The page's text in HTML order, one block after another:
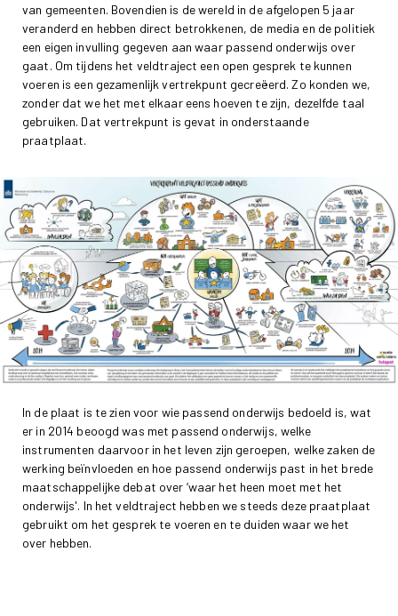
van gemeenten. Bovendien is de wereld in de afgelopen 5 jaar
veranderd en hebben direct betrokkenen, de media en de politiek
een eigen invulling gegeven aan waar passend onderwijs over
gaat. Om tijdens het veldtraject een open gesprek te kunnen
voeren is een gezamenlijk vertrekpunt gecreëerd. Zo konden we,
zonder dat we het met elkaar eens hoeven te zijn, dezelfde taal
gebruiken. Dat vertrekpunt is gevat in onderstaande
praatplaat.
In de plaat is te zien voor wie passend onderwijs bedoeld is, wat
er in 2014 beoogd was met passend onderwijs, welke
instrumenten daarvoor in het leven zijn geroepen, welke zaken de
werking beïnvloeden en hoe passend onderwijs past in het brede
maatschappelijke debat over ‘waar het heen moet met het
onderwijs'. In het veldtraject hebben we steeds deze praatplaat
gebruikt om het gesprek te voeren en te duiden waar we het
over hebben.